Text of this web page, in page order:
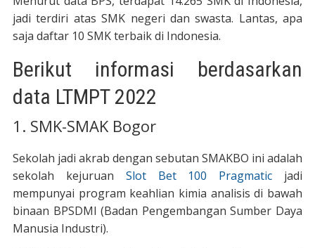
jadi terdiri atas SMK negeri dan swasta. Lantas, apa
saja daftar 10 SMK terbaik di Indonesia.
Berikut informasi berdasarkan
data LTMPT 2022
1. SMK-SMAK Bogor
Sekolah jadi akrab dengan sebutan SMAKBO ini adalah
sekolah kejuruan Slot Bet 100 Pragmatic jadi
mempunyai program keahlian kimia analisis di bawah
binaan BPSDMI (Badan Pengembangan Sumber Daya
Manusia Industri).